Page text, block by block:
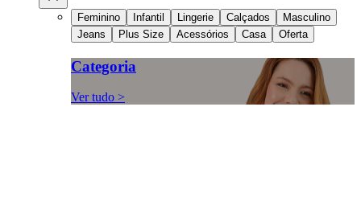
Feminino Infantil Lingerie Calçados
Masculino
Jeans
Plus Size Acessórios Casa Oferta
Categoria
Ver tudo >